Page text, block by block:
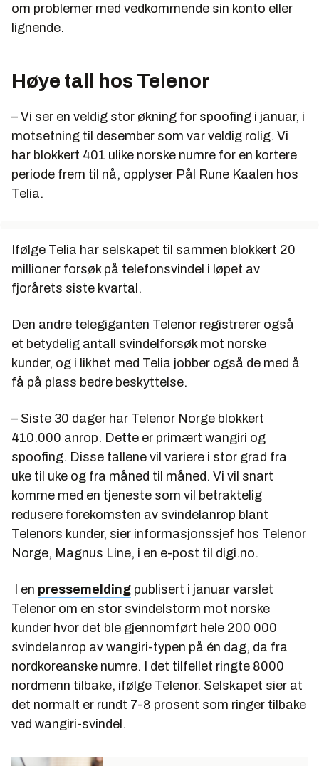
om problemer med vedkommende sin konto eller
lignende.
Høye tall hos Telenor
– Vi ser en veldig stor økning for spoofing i januar, i
motsetning til desember som var veldig rolig. Vi
har blokkert 401 ulike norske numre for en kortere
periode frem til nå, opplyser Pål Rune Kaalen hos
Telia.
Ifølge Telia har selskapet til sammen blokkert 20
millioner forsøk på telefonsvindel i løpet av
fjorårets siste kvartal.
Den andre telegiganten Telenor registrerer også
et betydelig antall svindelforsøk mot norske
kunder, og i likhet med Telia jobber også de med å
få på plass bedre beskyttelse.
– Siste 30 dager har Telenor Norge blokkert
410.000 anrop. Dette er primært wangiri og
spoofing. Disse tallene vil variere i stor grad fra
uke til uke og fra måned til måned. Vi vil snart
komme med en tjeneste som vil betraktelig
redusere forekomsten av svindelanrop blant
Telenors kunder, sier informasjonssjef hos Telenor
Norge, Magnus Line, i en e-post til digi.no.
I en pressemelding publisert i januar varslet
Telenor om en stor svindelstorm mot norske
kunder hvor det ble gjennomført hele 200 000
svindelanrop av wangiri-typen på én dag, da fra
nordkoreanske numre. I det tilfellet ringte 8000
nordmenn tilbake, ifølge Telenor. Selskapet sier at
det normalt er rundt 7-8 prosent som ringer tilbake
ved wangiri-svindel.